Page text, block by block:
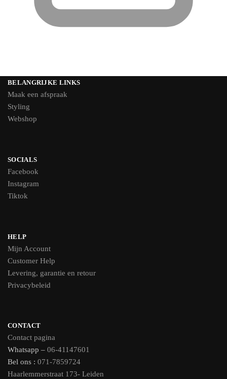
BELANGRIJKE LINKS
Maak een afspraak
Styling
Webshop
SOCIALS
Facebook
Instagram
Tiktok
HELP
Mijn Account
Customer Help
Levering, garantie en retour
Privacybeleid
CONTACT
Contact pagina
Whatsapp – 06-41147601
Bel ons : 071-7859724
Haarlemmerstraat 173- Leiden